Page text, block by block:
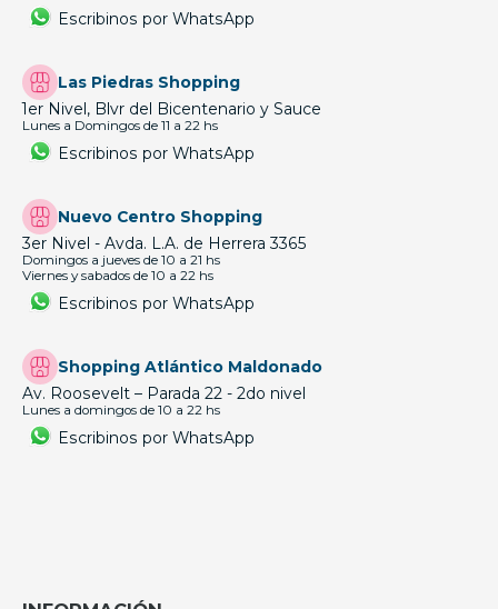
Escribinos por WhatsApp
Las Piedras Shopping
1er Nivel, Blvr del Bicentenario y Sauce
Lunes a Domingos de 11 a 22 hs
Escribinos por WhatsApp
Nuevo Centro Shopping
3er Nivel - Avda. L.A. de Herrera 3365
Domingos a jueves de 10 a 21 hs
Viernes y sabados de 10 a 22 hs
Escribinos por WhatsApp
Shopping Atlántico Maldonado
Av. Roosevelt – Parada 22 - 2do nivel
Lunes a domingos de 10 a 22 hs
Escribinos por WhatsApp